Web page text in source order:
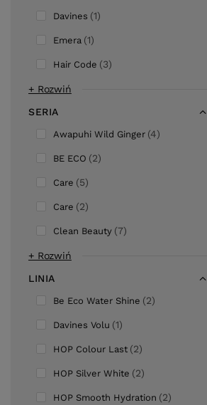
Davines 1
Emera 1
Hair Code 3
+ Rozwiń
SERIA
Awapuhi Wild Ginger 4
BE ECO 2
Care 5
Care 2
Clean Beauty 7
+ Rozwiń
LINIA
Be Eco Water Shine 2
Davines Volu 1
HOP Colour Last 2
HOP Silver White 2
HOP Smooth Hydration 2